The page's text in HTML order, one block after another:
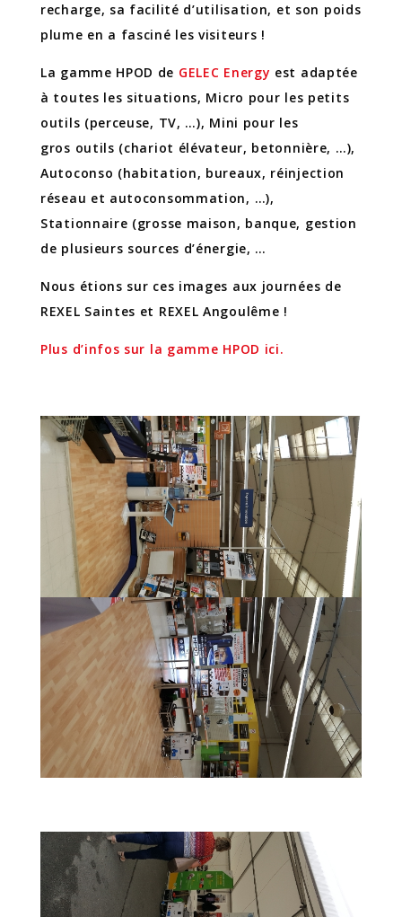
recharge, sa facilité d’utilisation, et son poids
plume en a fasciné les visiteurs !
La gamme HPOD de GELEC Energy est adaptée
à toutes les situations, Micro pour les petits
outils (perceuse, TV, …), Mini pour les
gros outils (chariot élévateur, betonnière, …),
Autoconso (habitation, bureaux, réinjection
réseau et autoconsommation, …),
Stationnaire (grosse maison, banque, gestion
de plusieurs sources d’énergie, …
Nous étions sur ces images aux journées de
REXEL Saintes et REXEL Angoulême !
Plus d’infos sur la gamme HPOD ici.